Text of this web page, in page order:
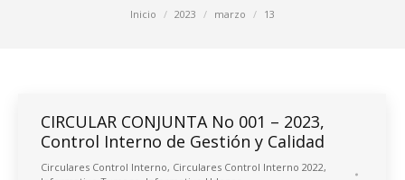
Inicio 2023 marzo 13
CIRCULAR CONJUNTA No 001 – 2023,
Control Interno de Gestión y Calidad
Circulares Control Interno, Circulares Control Interno 2022,